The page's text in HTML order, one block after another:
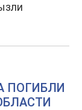
ПОГИБЛИ